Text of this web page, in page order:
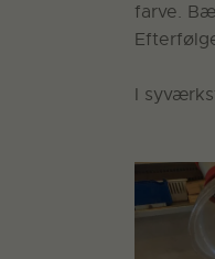
farve.
I